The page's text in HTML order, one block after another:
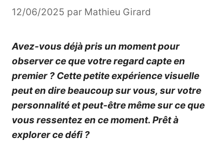
12/06/2025 par Mathieu Girard
Avez-vous déjà pris un moment pour
observer ce que votre regard capte en
premier ? Cette petite expérience visuelle
peut en dire beaucoup sur vous, sur votre
personnalité et peut-être même sur ce que
vous ressentez en ce moment. Prêt à
explorer ce défi ?